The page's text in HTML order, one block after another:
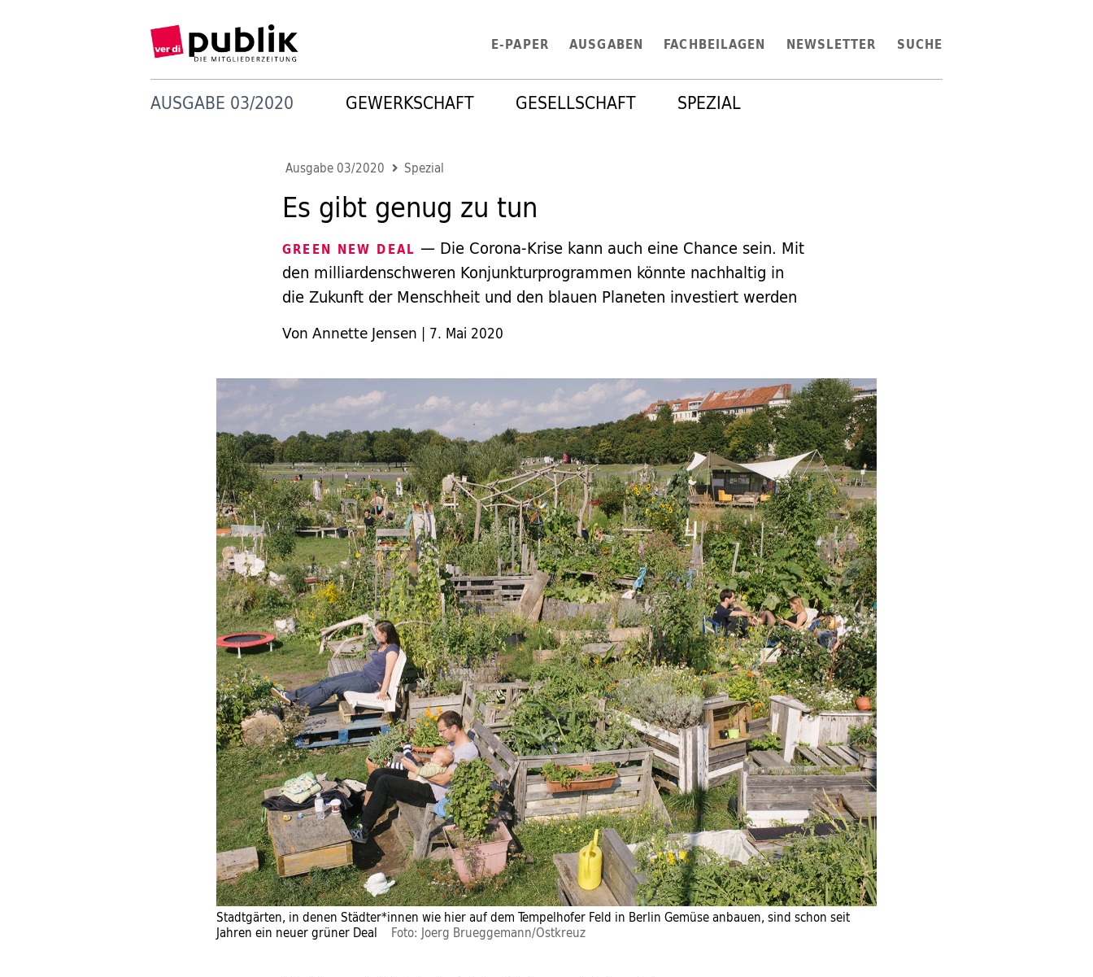
E-PAPER AUSGABEN FACHBEILAGEN NEWSLETTER SUCHE
AUSGABE 03/2020 GEWERKSCHAFT GESELLSCHAFT SPEZIAL
Ausgabe 03/2020 Spezial
Es gibt genug zu tun
GREEN NEW DEAL — Die Corona-Krise kann auch eine Chance sein. Mit
den milliardenschweren Konjunkturprogrammen könnte nachhaltig in
die Zukunft der Menschheit und den blauen Planeten investiert werden
Von Annette Jensen | 7. Mai 2020
Stadtgärten, in denen Städter*innen wie hier auf dem Tempelhofer Feld in Berlin Gemüse anbauen, sind schon seit
Jahren ein neuer grüner Deal Foto: Joerg Brueggemann/Ostkreuz